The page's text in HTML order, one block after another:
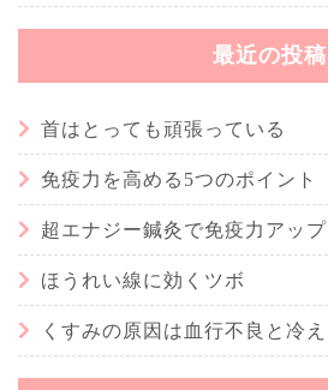
最近の投稿
首はとっても頑張っている
免疫力を高める5つのポイント
超エナジー鍼灸で免疫力アップ
ほうれい線に効くツボ
くすみの原因は血行不良と冷え